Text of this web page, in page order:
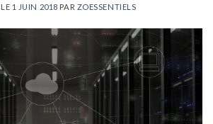
1 JUIN 2018 PAR ZOESSENTIELS